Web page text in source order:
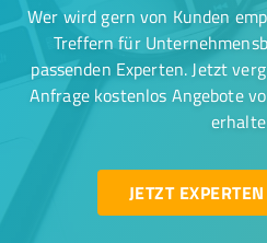
Wer wird gern von Kunden
Treffern für
passenden Experten. Jetzt
Anfrage kostenlos Angebote
JETZT